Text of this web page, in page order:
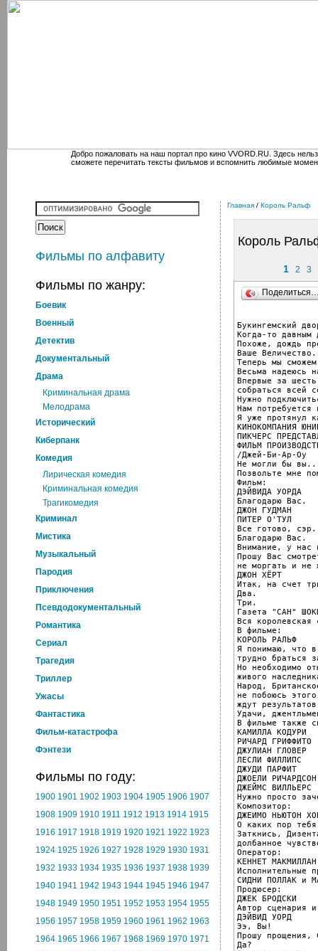
Добро пожаловать на наш портал про кино VVORD.RU. Здесь
сможете перечитать тексты фильмов и вспомнить любимые
Фильмы по алфавиту
Фильмы по жанру:
Боевик
Военный
Детектив
Документальный
Драма
Криминальная драма
Мелодрама
Исторический
Киберпанк
Комедия
Лирическая комедия
Криминальная комедия
Трагикомедия
Криминал
Мистика
Музыкальный
Пародия
Приключения
Псевдодокументальный
Романтика
Cериал
Трагедия
Триллер
Ужасы
Фантастика
Фильм-катастрофа
Фэнтези
Фильмы по году:
1900 1901 1902 1903 1904 1905 1906 1907
1908 1909 1910 1911 1912 1913 1914 1915
1916 1917 1918 1919 1920 1921 1922 1923
1924 1925 1926 1927 1928 1929 1930 1931
1932 1933 1934 1935 1936 1937 1938 1939
1940 1941 1942 1943 1944 1945 1946 1947
1948 1949 1950 1951 1952 1953 1954 1955
1956 1957 1958 1959 1960 1961 1962 1963
1964 1965 1966 1967 1968 1969 1970 1971
Главная / Король Ральф
Король
1 2 3
Букингемский
Когда-то
Похоже, дождь
Ваше Величество.
Теперь мы
Весьма надеюсь
Впервые за
собраться всей
Нужно
Нам потребуется
Я уже протянул
КИНОКОМПАНИЯ
ПИКЧЕРС
ФИЛЬМ
/Джей-Би-Ар-Оу
Не могли бы
Позвольте мне
Фильм:
ДЭЙВИДА УОРДА
Благодарю Вас.
ДЖОН ГУДМАН
ПИТЕР О'ТУЛ
Все готово, сэр.
Благодарю Вас.
Внимание, у нас
Прошу Вас
не моргать и не
ДЖОН ХЁРТ
Итак, на счет
Два.
Три.
Газета "САН"
Вся королевская
В фильме:
КОРОЛЬ РАЛЬФ
Я понимаю, что в
трудно браться
Но необходимо
живого
Народ,
не побоюсь
ждут
Удачи,
В фильме также
КАМИЛЛА КОДУРИ
РИЧАРД ГРИФФИТО
ДЖУЛИАН ГЛОВЕР
ЛЕСЛИ ФИЛЛИПС
ДЖУДИ ПАРФИТ
ДЖОЕЛИ РИЧАРДСОН
ДЖЕЙМС ВИЛЛЬЕРС
Нужно просто
Композитор:
ДЖЕИМО НЬЮТОН
О каких пор
Заткнись,
долбанное
Оператор:
КЕННЕТ МАКМИЛЛАН
Исполнительные
СИДНИ ПОЛЛАК и
Продюсер:
ДЖЕК БРОДСКИ
Автор сценария
ДЭЙВИД УОРД
Ээ, Вы!
Прошу прощения,
Да?